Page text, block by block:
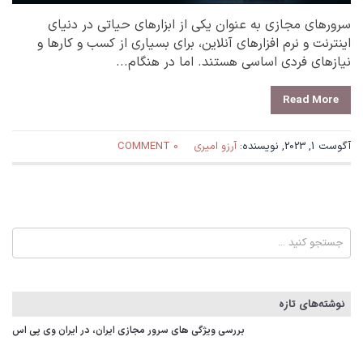
سرورهای مجازی به عنوان یکی از ابزارهای حیاتی در دنیای
اینترنت و نرم افزارهای آنلاین، برای بسیاری از کسب و کارها و
نیازهای فردی اساسی هستند. اما در هنگام...
Read More
آگوست 1, 2023, نویسنده: آرزو امیری 0 COMMENT
نوشته‌های تازه
بررسی ویژگی‌ های سرور مجازی ایران، در ایران وی پی اس